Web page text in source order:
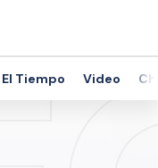
El Tiempo Video